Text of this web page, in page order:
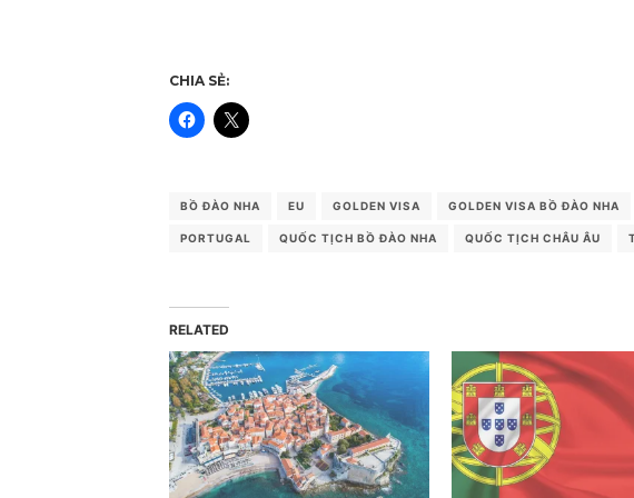
CHIA SẺ:
BỒ ĐÀO NHA EU GOLDEN VISA GOLDEN VISA BỒ ĐÀO NHA
PORTUGAL QUỐC TỊCH BỒ ĐÀO NHA QUỐC TỊCH CHÂU ÂU
RELATED